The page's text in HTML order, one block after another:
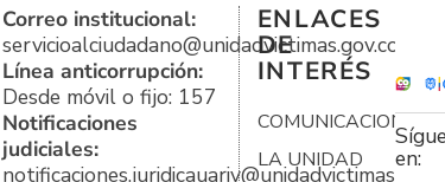
Correo institucional:
servicioalciudadano@unidadvictimas.gov.co
Línea anticorrupción:
Desde móvil o fijo: 157
Notificaciones
judiciales:
notificaciones.juridicauariv@unidadvictimas.gov.co
ENLACES
DE
INTERÉS
COMUNICACIONES
LA UNIDAD
en: